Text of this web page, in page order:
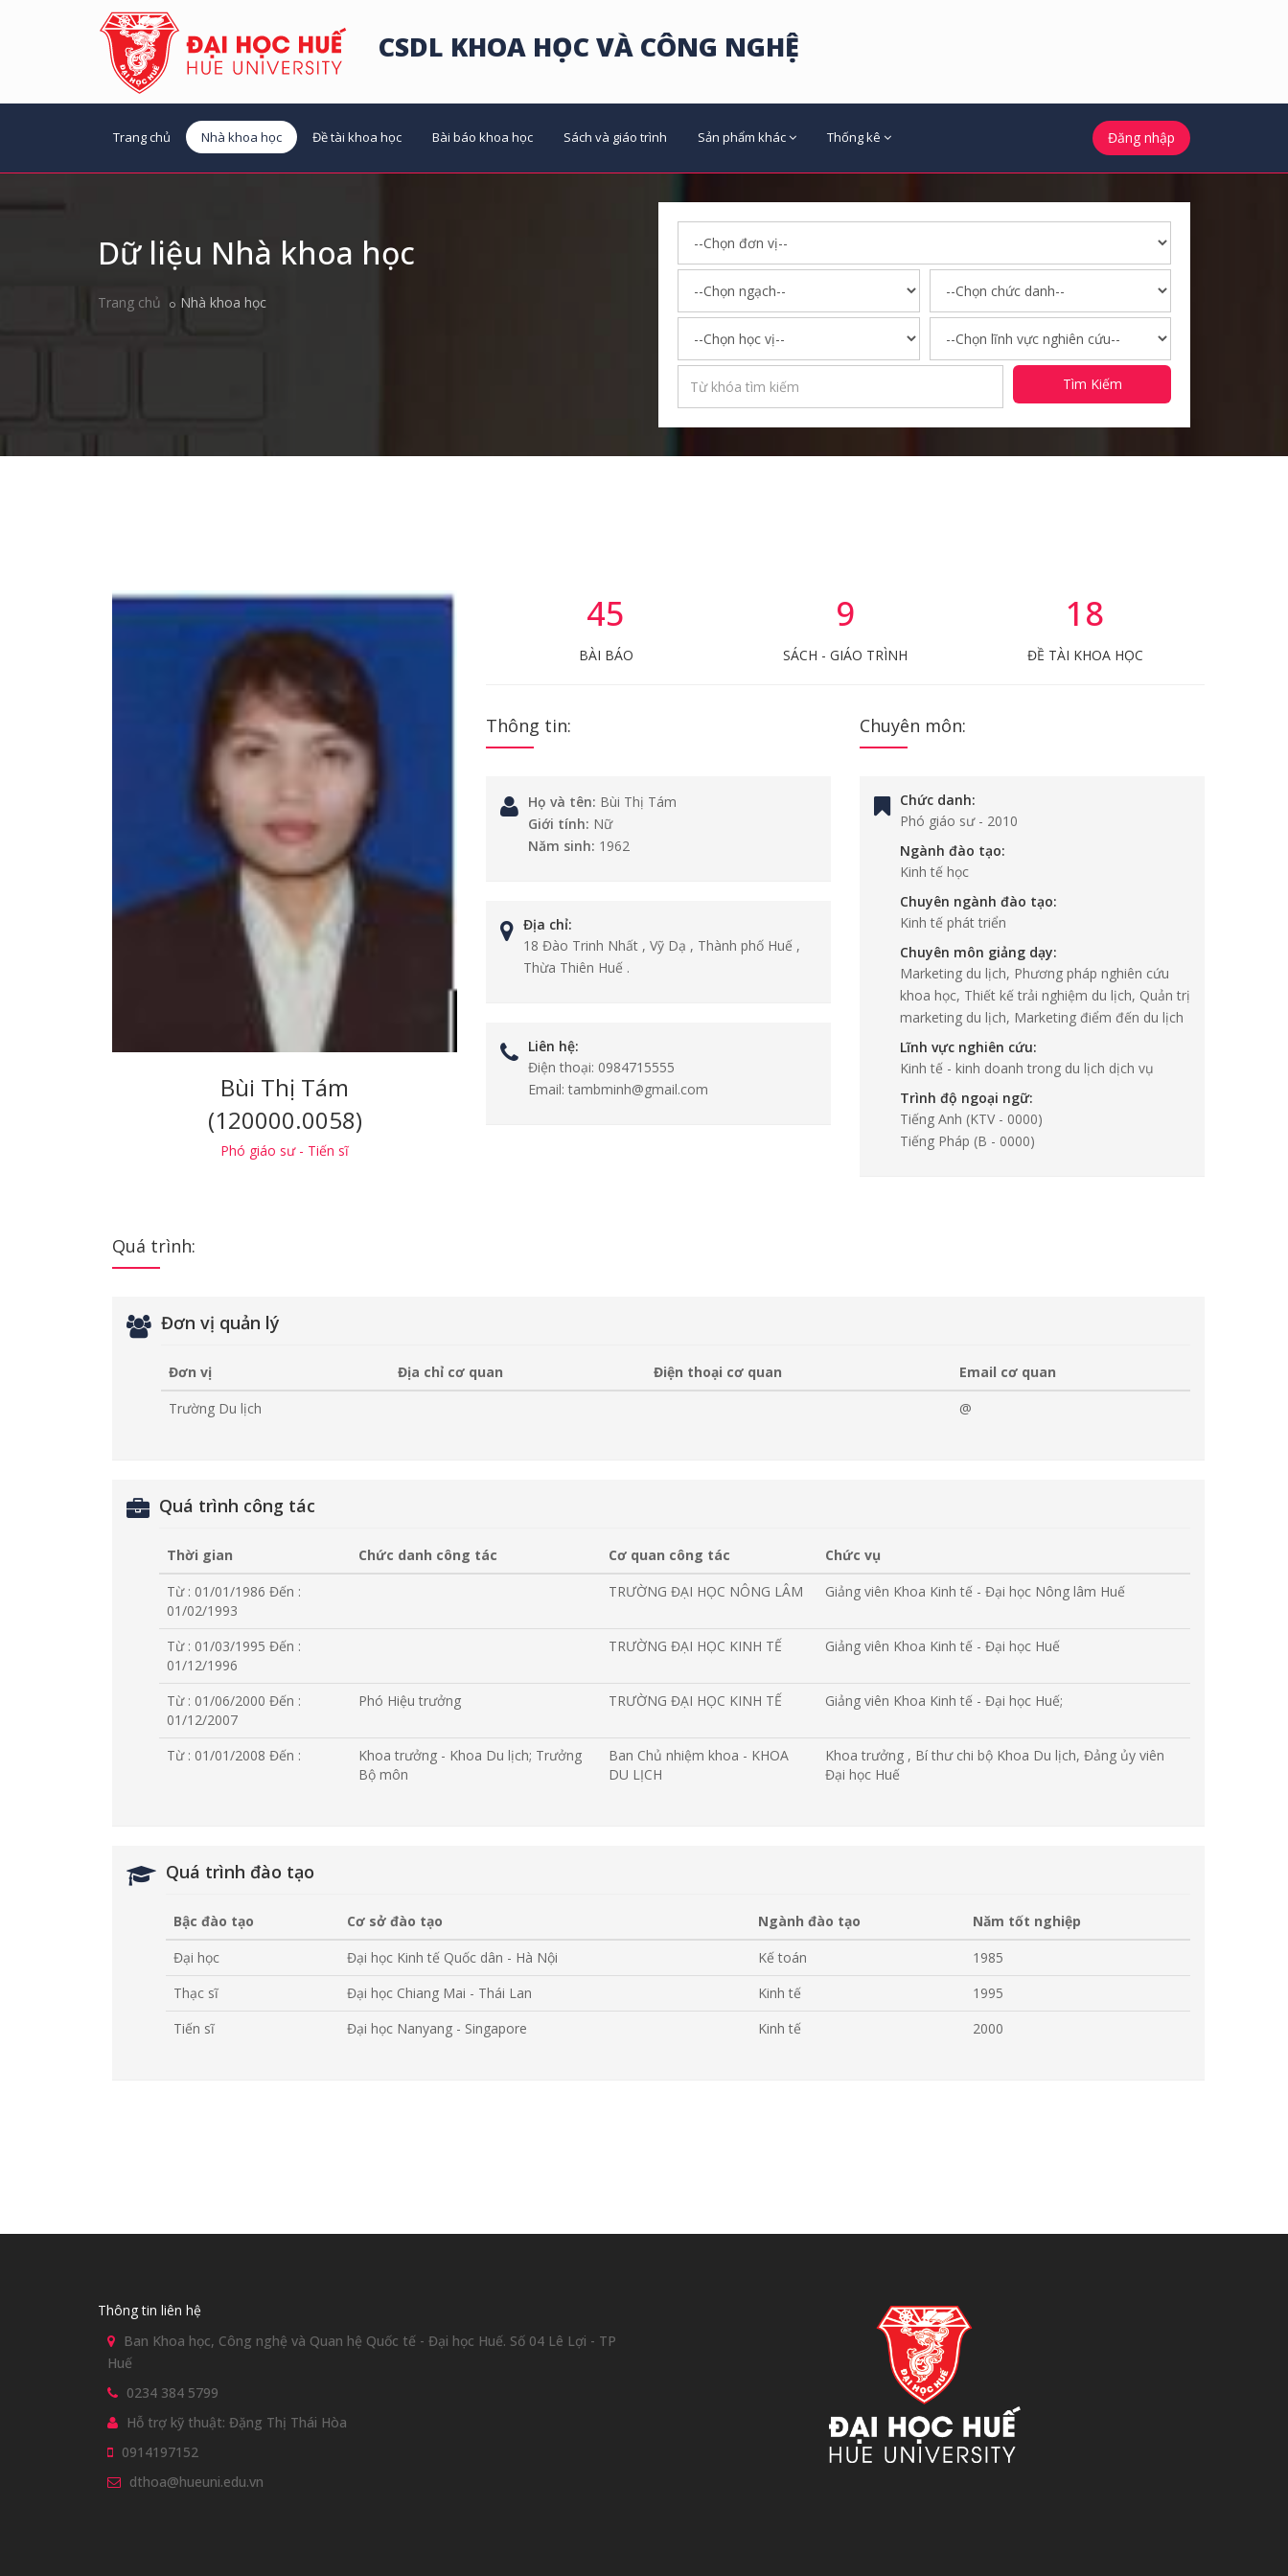
CSDL KHOA HỌC VÀ CÔNG NGHỆ
Trang chủ Nhà khoa học Đề tài khoa học Bài báo khoa học Sách và giáo trình Sản phẩm khác Thống kê Đăng nhập
Dữ liệu Nhà khoa học
Trang chủ Nhà khoa học
Tìm Kiếm
Bùi Thị Tám
(120000.0058)
Phó giáo sư - Tiến sĩ
45
BÀI BÁO
9
SÁCH - GIÁO TRÌNH
18
ĐỀ TÀI KHOA HỌC
Thông tin:
Họ và tên: Bùi Thị Tám
Giới tính: Nữ
Năm sinh: 1962
Địa chỉ:
18 Đào Trinh Nhất , Vỹ Dạ , Thành phố Huế ,
Thừa Thiên Huế .
Liên hệ:
Điện thoại: 0984715555
Email: tambminh@gmail.com
Chuyên môn:
Chức danh:
Phó giáo sư- 2010
Ngành đào tạo:
Kinh tế học
Chuyên ngành đào tạo:
Kinh tế phát triển
Chuyên môn giảng dạy:
Marketing du lịch, Phương pháp nghiên cứu
khoa học, Thiết kế trải nghiệm du lịch, Quản trị
marketing du lịch, Marketing điểm đến du lịch
Lĩnh vực nghiên cứu:
Kinh tế - kinh doanh trong du lịch dịch vụ
Trình độ ngoại ngữ:
Tiếng Anh (KTV - 0000)
Tiếng Pháp (B - 0000)
Quá trình:
Đơn vị quản lý
Đơn vị Địa chỉ cơ quan Điện thoại cơ quan
Email cơ quan
Trường Du lịch
@
Quá trình công tác
Thời gian Chức danh công tác Cơ quan công tác
Chức vụ
Từ : 01/01/1986 Đến :
01/02/1993
TRƯỜNG ĐẠI HỌC NÔNG LÂM Giảng viên Khoa Kinh tế - Đại học Nông lâm Huế
Từ : 01/03/1995 Đến :
01/12/1996
TRƯỜNG ĐẠI HỌC KINH TẾ Giảng viên Khoa Kinh tế - Đại học Huế
Từ : 01/06/2000 Đến :
01/12/2007
Phó Hiệu trưởng TRƯỜNG ĐẠI HỌC KINH TẾ Giảng viên Khoa Kinh tế - Đại học Huế;
Từ : 01/01/2008 Đến :
Khoa trưởng - Khoa Du lịch; Trưởng
Bộ môn
Ban Chủ nhiệm khoa - KHOA
DU LỊCH
Khoa trưởng , Bí thư chi bộ Khoa Du lịch, Đảng ủy viên
Đại học Huế
Quá trình đào tạo
Bậc đào tạo Cơ sở đào tạo Ngành đào tạo
Năm tốt nghiệp
Đại học
Đại học Kinh tế Quốc dân - Hà Nội Kế toán
1985
Thạc sĩ
Đại học Chiang Mai - Thái Lan Kinh tế
1995
Tiến sĩ
Đại học Nanyang - Singapore Kinh tế 2000
Thông tin liên hệ
Ban Khoa học, Công nghệ và Quan hệ Quốc tế - Đại học Huế. Số 04 Lê Lợi - TP
Huế
0234 384 5799
Hỗ trợ kỹ thuật: Đặng Thị Thái Hòa
0914197152
dthoa@hueuni.edu.vn